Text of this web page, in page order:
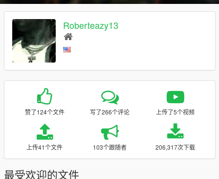
Roberteazy13
赞了124个文件 写了266个评论 上传了5个视频
上传41个文件 103个跟随者 206,317次下载
最受欢迎的文件